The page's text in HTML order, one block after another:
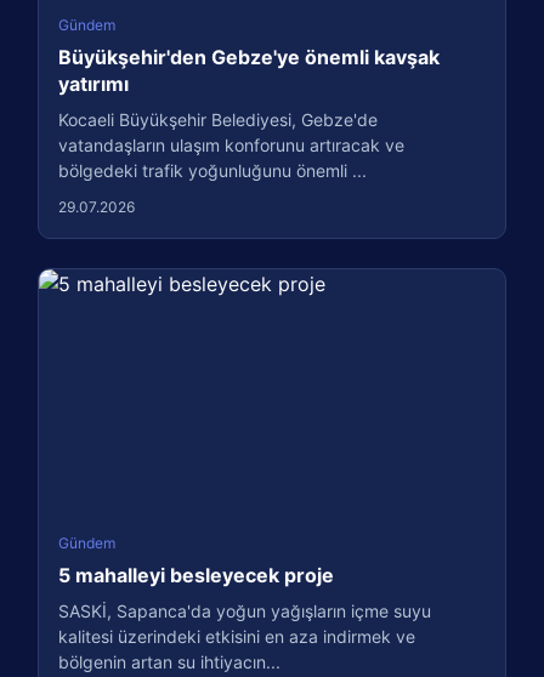
Gündem
Büyükşehir'den Gebze'ye önemli kavşak
yatırımı
Kocaeli Büyükşehir Belediyesi, Gebze'de
vatandaşların ulaşım konforunu artıracak ve
bölgedeki trafik yoğunluğunu önemli ...
29.07.2026
Gündem
5 mahalleyi besleyecek proje
SASKİ, Sapanca'da yoğun yağışların içme suyu
kalitesi üzerindeki etkisini en aza indirmek ve
bölgenin artan su ihtiyacın...